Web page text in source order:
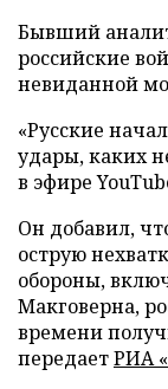
Бывший
российские
невиданной
«Русские
удары, каких
в эфире
Он добавил,
острую
обороны,
Макговерна,
времени
передаетРИА